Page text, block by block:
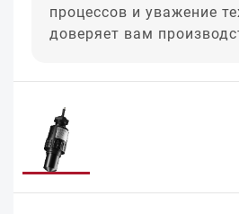
процессов и уважение
доверяет вам